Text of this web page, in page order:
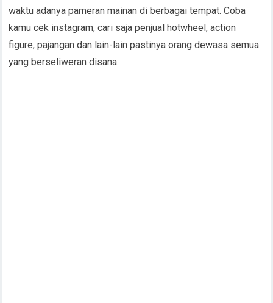
waktu adanya pameran mainan di berbagai tempat. Coba
kamu cek instagram, cari saja penjual hotwheel, action
figure, pajangan dan lain-lain pastinya orang dewasa semua
yang berseliweran disana.